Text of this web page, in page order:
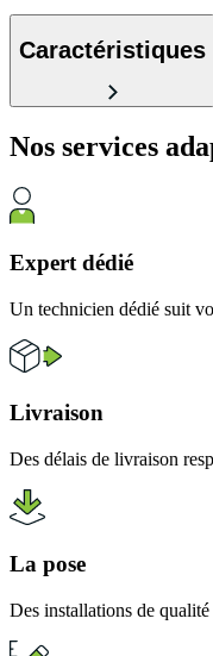
Caractéristiques
Nos services
Expert dédié
Un technicien dédié suit
Livraison
Des délais de livraison
La pose
Des installations de